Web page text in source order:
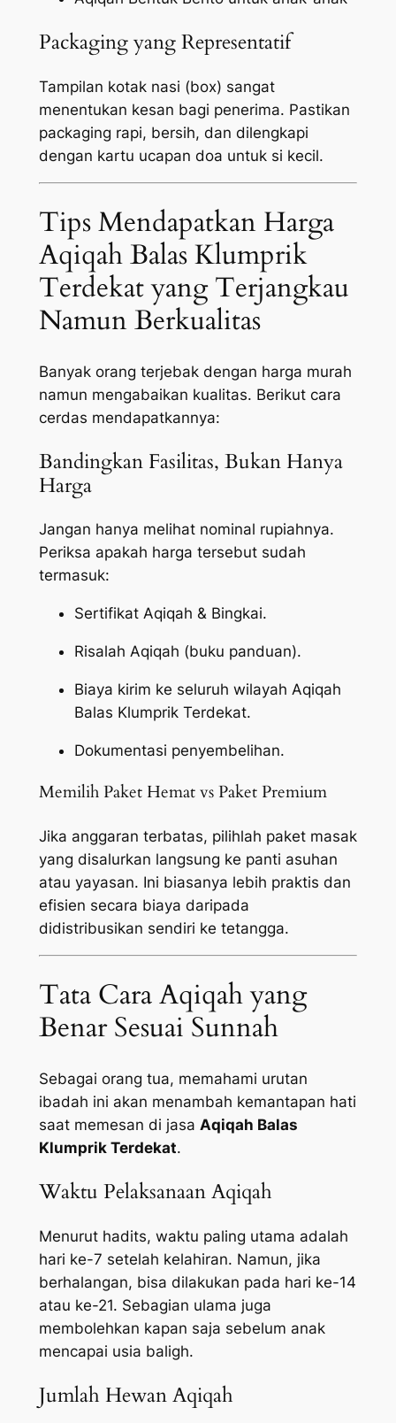
Packaging yang Representatif
Tampilan kotak nasi (box) sangat
menentukan kesan bagi penerima. Pastikan
packaging rapi, bersih, dan dilengkapi
dengan kartu ucapan doa untuk si kecil.
Tips Mendapatkan Harga
Aqiqah Balas Klumprik
Terdekat yang Terjangkau
Namun Berkualitas
Banyak orang terjebak dengan harga murah
namun mengabaikan kualitas. Berikut cara
cerdas mendapatkannya:
Bandingkan Fasilitas, Bukan Hanya
Harga
Jangan hanya melihat nominal rupiahnya.
Periksa apakah harga tersebut sudah
termasuk:
Sertifikat Aqiqah & Bingkai.
Risalah Aqiqah (buku panduan).
Biaya kirim ke seluruh wilayah Aqiqah
Balas Klumprik Terdekat.
Dokumentasi penyembelihan.
Memilih Paket Hemat vs Paket Premium
Jika anggaran terbatas, pilihlah paket masak
yang disalurkan langsung ke panti asuhan
atau yayasan. Ini biasanya lebih praktis dan
efisien secara biaya daripada
didistribusikan sendiri ke tetangga.
Tata Cara Aqiqah yang
Benar Sesuai Sunnah
Sebagai orang tua, memahami urutan
ibadah ini akan menambah kemantapan hati
saat memesan di jasa Aqiqah Balas
Klumprik Terdekat.
Waktu Pelaksanaan Aqiqah
Menurut hadits, waktu paling utama adalah
hari ke-7 setelah kelahiran. Namun, jika
berhalangan, bisa dilakukan pada hari ke-14
atau ke-21. Sebagian ulama juga
membolehkan kapan saja sebelum anak
mencapai usia baligh.
Jumlah Hewan Aqiqah